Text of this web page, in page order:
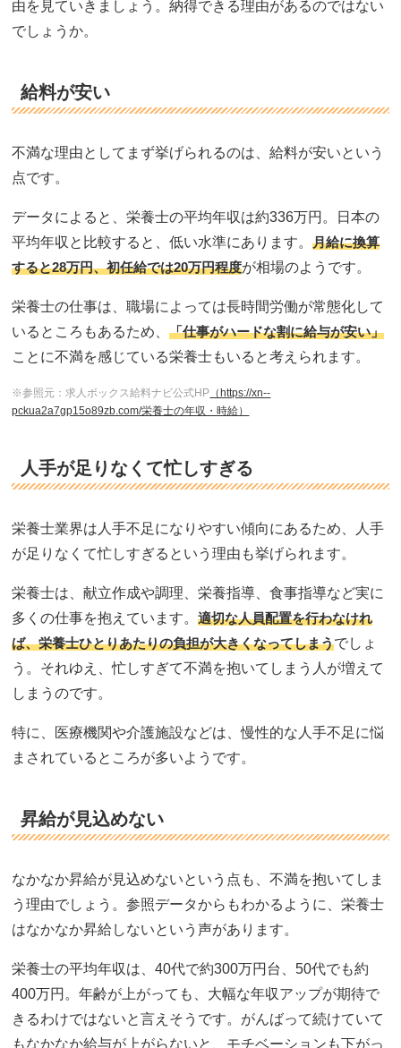
由を見ていきましょう。納得できる理由があるのではない
でしょうか。
給料が安い
不満な理由としてまず挙げられるのは、給料が安いという
点です。
データによると、栄養士の平均年収は約336万円。日本の
平均年収と比較すると、低い水準にあります。月給に換算
すると28万円、初任給では20万円程度が相場のようです。
栄養士の仕事は、職場によっては長時間労働が常態化して
いるところもあるため、「仕事がハードな割に給与が安い」
ことに不満を感じている栄養士もいると考えられます。
※参照元：求人ボックス給料ナビ公式HP （https://xn--
pckua2a7gp15o89zb.com/栄養士の年収・時給）
人手が足りなくて忙しすぎる
栄養士業界は人手不足になりやすい傾向にあるため、人手
が足りなくて忙しすぎるという理由も挙げられます。
栄養士は、献立作成や調理、栄養指導、食事指導など実に
多くの仕事を抱えています。適切な人員配置を行わなけれ
ば、栄養士ひとりあたりの負担が大きくなってしまうでしょ
う。それゆえ、忙しすぎて不満を抱いてしまう人が増えて
しまうのです。
特に、医療機関や介護施設などは、慢性的な人手不足に悩
まされているところが多いようです。
昇給が見込めない
なかなか昇給が見込めないという点も、不満を抱いてしま
う理由でしょう。参照データからもわかるように、栄養士
はなかなか昇給しないという声があります。
栄養士の平均年収は、40代で約300万円台、50代でも約
400万円。年齢が上がっても、大幅な年収アップが期待で
きるわけではないと言えそうです。がんばって続けていて
もなかなか給与が上がらないと、モチベーションも下がっ